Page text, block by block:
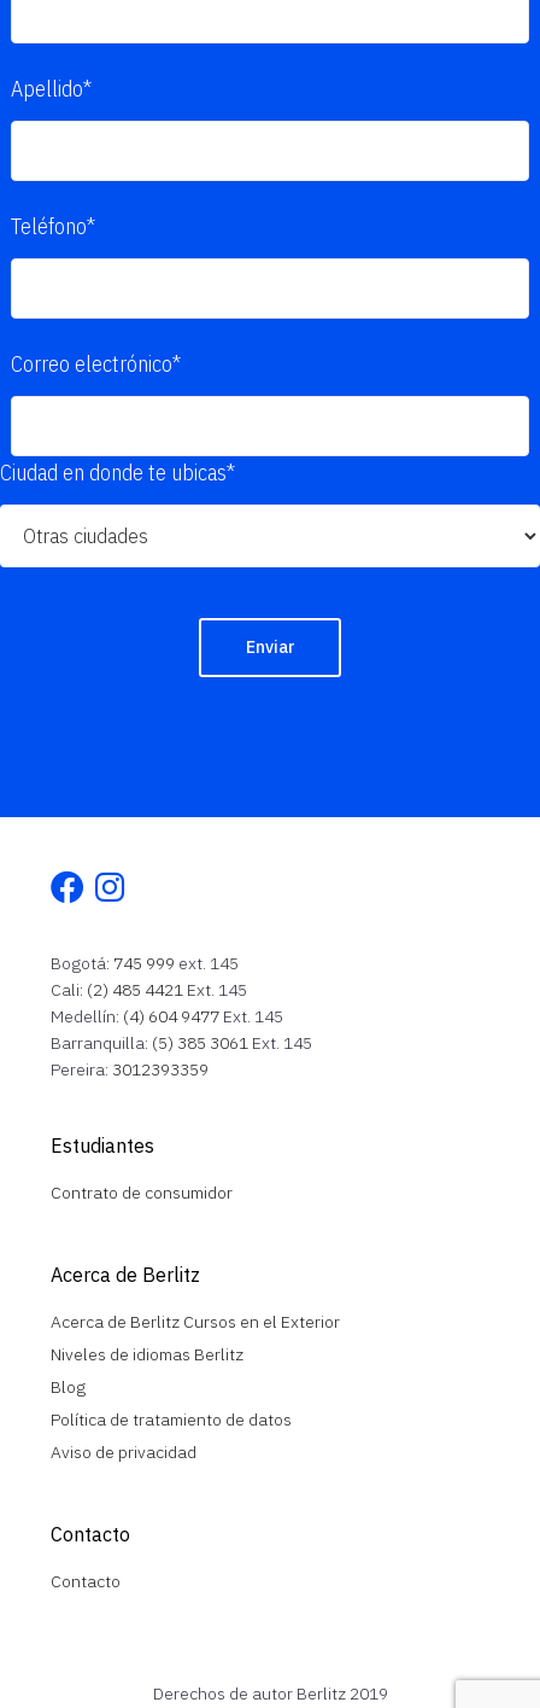
Apellido*
Teléfono*
Correo electrónico*
Ciudad en donde te ubicas*
Enviar
Facebook
Instagram
Bogotá: 745 999 ext. 145
Cali: (2) 485 4421 Ext. 145
Medellín: (4) 604 9477 Ext. 145
Barranquilla: (5) 385 3061 Ext. 145
Pereira: 3012393359
Estudiantes
Contrato de consumidor
Acerca de Berlitz
Acerca de Berlitz Cursos en el Exterior
Niveles de idiomas Berlitz
Blog
Política de tratamiento de datos
Aviso de privacidad
Contacto
Contacto
Derechos de autor Berlitz 2019